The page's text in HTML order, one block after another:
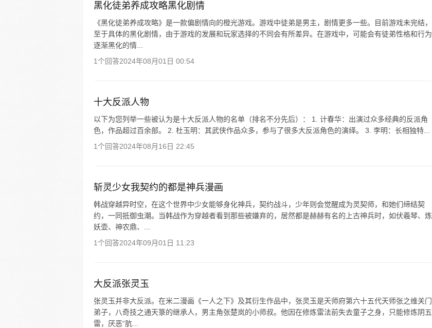
黑化徒弟养成攻略黑化剧情
《黑化徒弟养成攻略》是一款偏剧情向的橙光游戏。游戏中徒弟是男主，剧情更多一些。目前游戏未完结，
至于具体的黑化剧情，由于游戏的发展和玩家选择的不同会有所差异。在游戏中，可能会有徒弟性格和行为
逐渐黑化的情...
1个回答2024年08月01日 00:54
十大反派人物
以下为您列举一些被认为是十大反派人物的名单（排名不分先后）： 1. 计春华：出演过众多经典的反派角
色，作品超过百余部。 2. 杜玉明：其武侠作品众多，参与了很多大反派角色的演绎。 3. 李明：长相独特...
1个回答2024年08月16日 22:45
斩灵少女我契约的都是神兵漫画
韩战穿越异时空，在这个世界中少女能够身化神兵，契约战斗，少年则会觉醒成为灵契师，和她们缔结契
约，一同抵御虫潮。当韩战作为穿越者看到那些被嫌弃的，居然都是赫赫有名的上古神兵时，如伏羲琴、炼
妖壶、神农鼎、...
1个回答2024年09月01日 11:23
大反派张灵玉
张灵玉并非大反派。在米二漫画《一人之下》及其衍生作品中，张灵玉是天师府第六十五代天师张之维关门
弟子，八奇技之通天箓的继承人，男主角张楚岚的小师叔。他因在修炼雷法前失去童子之身，只能修炼阴五
雷，厌恶“肮...